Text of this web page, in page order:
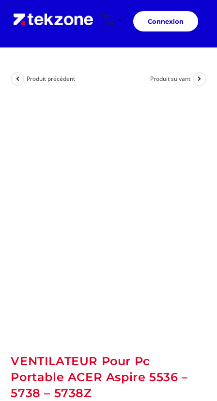
Connexion
Produit précédent Produit suivant
VENTILATEUR Pour Pc
Portable ACER Aspire 5536 –
5738 – 5738Z